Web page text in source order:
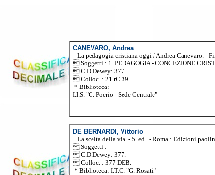
CANEVARO, Andrea
La pedagogia cristiana oggi / Andrea Canevaro. -
 Soggetti : 1. PEDAGOGIA - CONCEZIONE
 C.D.Dewey: 377.
 Colloc. : 21 rC 39.
* Biblioteca:
I.I.S. "C. Poerio - Sede Centrale"
DE BERNARDI, Vittorio
La scelta della via. - 5. ed.. - Roma : Edizioni
 Soggetti :
 C.D.Dewey: 377.
 Colloc. : 377 DEB.
* Biblioteca: I.T.C. "G. Rosati"